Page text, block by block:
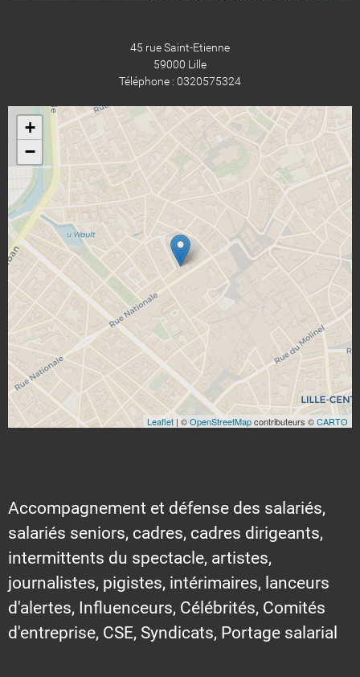
45 rue Saint-Etienne
59000 Lille
Téléphone : 0320575324
+
−
Leaflet | ©OpenStreetMapcontributeurs ©CARTO
Accompagnement et défense des salariés,
salariés seniors, cadres, cadres dirigeants,
intermittents du spectacle, artistes,
journalistes, pigistes, intérimaires, lanceurs
d'alertes, Influenceurs, Célébrités, Comités
d'entreprise, CSE, Syndicats, Portage salarial